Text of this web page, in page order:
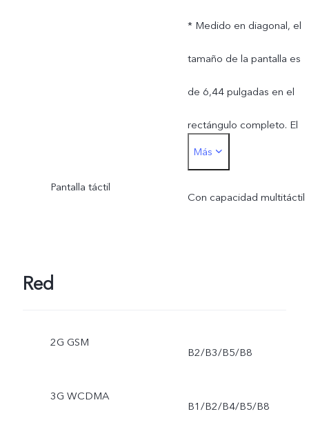
* Medido en diagonal, el
tamaño de la pantalla es
de 6,44 pulgadas en el
rectángulo completo. El
área de visualización real
es ligeramente más
Más
Pantalla táctil
Con capacidad multitáctil
Red
2G GSM
B2/B3/B5/B8
3G WCDMA
B1/B2/B4/B5/B8